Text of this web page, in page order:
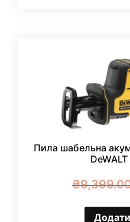
Пила шабельна
₴